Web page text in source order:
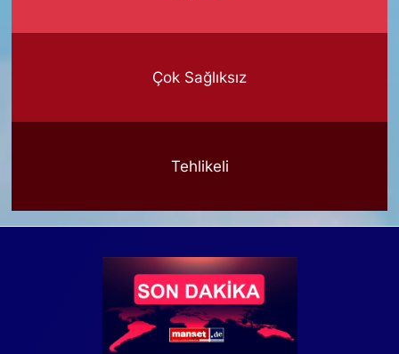
Çok Sağlıksız
Tehlikeli